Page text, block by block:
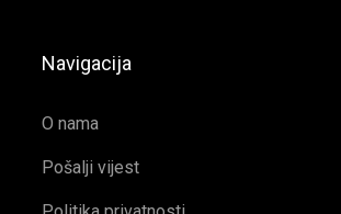
Navigacija
O nama
Pošalji vijest